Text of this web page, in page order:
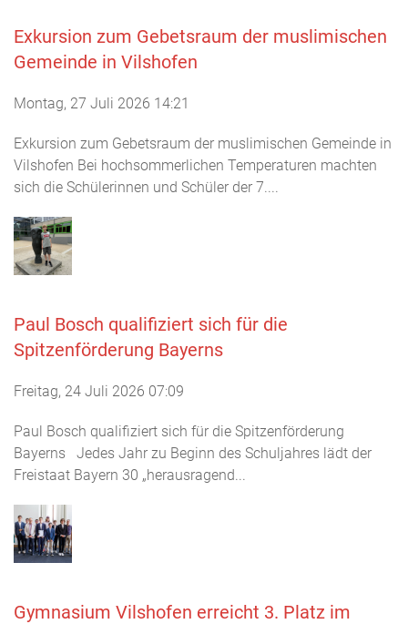
Exkursion zum Gebetsraum der muslimischen
Gemeinde in Vilshofen
Montag, 27 Juli 2026 14:21
Exkursion zum Gebetsraum der muslimischen Gemeinde in
Vilshofen Bei hochsommerlichen Temperaturen machten
sich die Schülerinnen und Schüler der 7....
Paul Bosch qualifiziert sich für die
Spitzenförderung Bayerns
Freitag, 24 Juli 2026 07:09
Paul Bosch qualifiziert sich für die Spitzenförderung
Bayerns Jedes Jahr zu Beginn des Schuljahres lädt der
Freistaat Bayern 30 „herausragend...
Gymnasium Vilshofen erreicht 3. Platz im